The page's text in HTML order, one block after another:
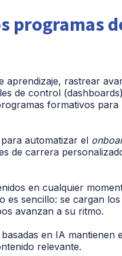
programas
aprendizaje, rastrear
de control
formativos
automatizar el
de carrera
en cualquier
es sencillo: se cargan
avanzan a su ritmo.
en IA mantienen
relevante.